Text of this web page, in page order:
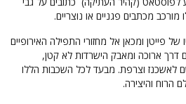
מכתבים פגניים או נוצריים.
פייטן ומכאן אל מחזורי התפילה האירופיים
דרך ארוכה ומאבק הישרדות לא קטן,
לאשכנז וצרפת. מבעד לכל השכבות הללו
הרוח והיצירה.